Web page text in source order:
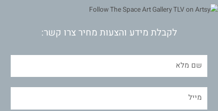
לקבלת מידע והצעות מחיר צרו קשר: